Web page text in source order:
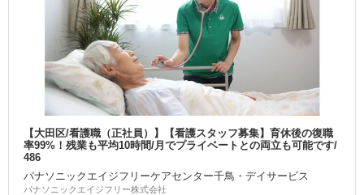
【大田区/看護職（正社員）】【看護スタッフ募集】育休後の復職
率99%！残業も平均10時間/月でプライベートとの両立も可能です/
486
パナソニックエイジフリーケアセンター千鳥・デイサービス
パナソニックエイジフリー株式会社